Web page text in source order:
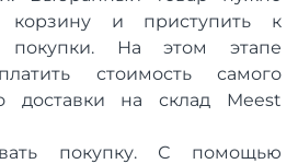
корзину и приступить к
покупки. На этом этапе
стоимость самого
доставки на склад Meest
покупку. С помощью